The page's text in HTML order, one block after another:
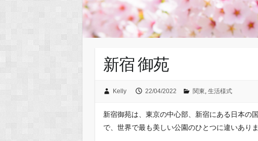
新宿 御苑
Kelly 22/04/2022 関東, 生活様式
新宿御苑は、東京の中心部、新宿にある日本の
で、世界で最も美しい公園のひとつに違いありま